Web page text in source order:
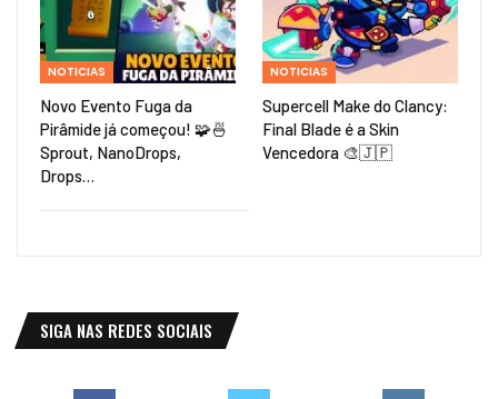
NOTICIAS
Novo Evento Fuga da
Pirâmide já começou! 🧩🍜
Sprout, NanoDrops,
Drops…
NOTICIAS
Supercell Make do Clancy:
Final Blade é a Skin
Vencedora 🎨🇯🇵
SIGA NAS REDES SOCIAIS